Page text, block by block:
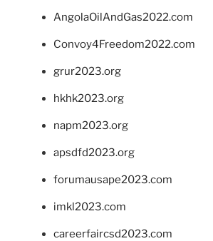
AngolaOilAndGas2022.com
Convoy4Freedom2022.com
grur2023.org
hkhk2023.org
napm2023.org
apsdfd2023.org
forumausape2023.com
imkl2023.com
careerfaircsd2023.com